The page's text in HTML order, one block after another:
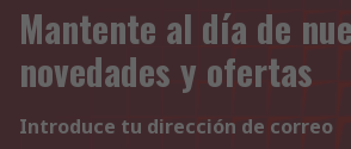
Mantente al día de
novedades y ofertas
Introduce tu dirección de correo